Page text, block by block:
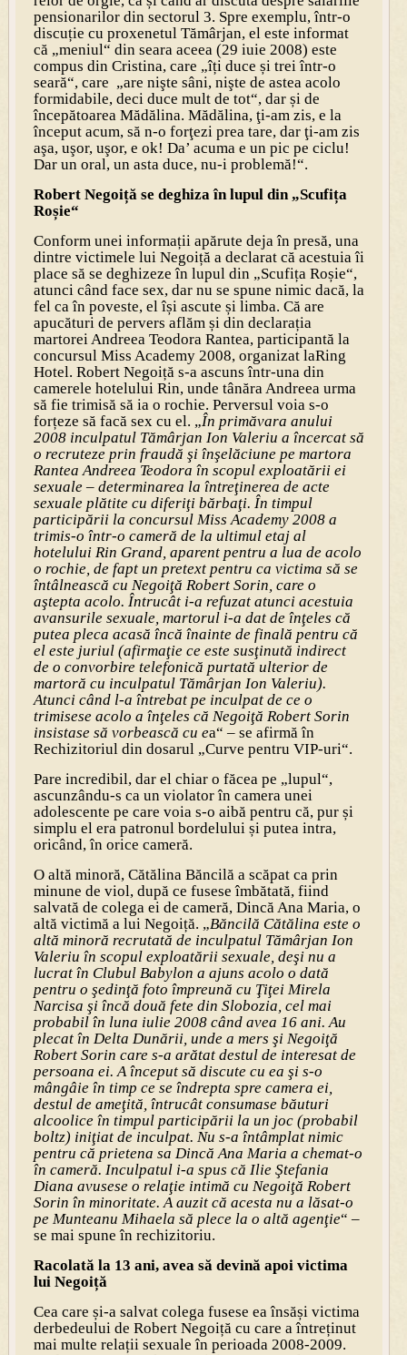
pensionarilor din sectorul 3. Spre exemplu, într-o
discuție cu proxenetul Tămârjan, el este informat
că „meniul“ din seara aceea (29 iuie 2008) este
compus din Cristina, care „îți duce și trei într-o
seară“, care „are nişte sâni, nişte de astea acolo
formidabile, deci duce mult de tot“, dar și de
începătoarea Mădălina. Mădălina, ţi-am zis, e la
început acum, să n-o forţezi prea tare, dar ţi-am zis
aşa, uşor, uşor, e ok! Da’ acuma e un pic pe ciclu!
Dar un oral, un asta duce, nu-i problemă!“.
Robert Negoiță se deghiza în lupul din „Scufița
Roșie“
Conform unei informații apărute deja în presă, una
dintre victimele lui Negoiță a declarat că acestuia îi
place să se deghizeze în lupul din „Scufița Roșie“,
atunci când face sex, dar nu se spune nimic dacă, la
fel ca în poveste, el își ascute și limba. Că are
apucături de pervers aflăm și din declarația
martorei Andreea Teodora Rantea, participantă la
concursul Miss Academy 2008, organizat laRing
Hotel. Robert Negoiță s-a ascuns într-una din
camerele hotelului Rin, unde tânăra Andreea urma
să fie trimisă să ia o rochie. Perversul voia s-o
forțeze să facă sex cu el. „În primăvara anului
2008 inculpatul Tămârjan Ion Valeriu a încercat să
o recruteze prin fraudă şi înşelăciune pe martora
Rantea Andreea Teodora în scopul exploatării ei
sexuale – determinarea la întreţinerea de acte
sexuale plătite cu diferiţi bărbaţi. În timpul
participării la concursul Miss Academy 2008 a
trimis-o într-o cameră de la ultimul etaj al
hotelului Rin Grand, aparent pentru a lua de acolo
o rochie, de fapt un pretext pentru ca victima să se
întâlnească cu Negoiţă Robert Sorin, care o
aştepta acolo. Întrucât i-a refuzat atunci acestuia
avansurile sexuale, martorul i-a dat de înţeles că
putea pleca acasă încă înainte de finală pentru că
el este juriul (afirmaţie ce este susţinută indirect
de o convorbire telefonică purtată ulterior de
martoră cu inculpatul Tămârjan Ion Valeriu).
Atunci când l-a întrebat pe inculpat de ce o
trimisese acolo a înţeles că Negoiţă Robert Sorin
insistase să vorbească cu ea“ – se afirmă în
Rechizitoriul din dosarul „Curve pentru VIP-uri“.
Pare incredibil, dar el chiar o făcea pe „lupul“,
ascunzându-s ca un violator în camera unei
adolescente pe care voia s-o aibă pentru că, pur și
simplu el era patronul bordelului și putea intra,
oricând, în orice cameră.
O altă minoră, Cătălina Băncilă a scăpat ca prin
minune de viol, după ce fusese îmbătată, fiind
salvată de colega ei de cameră, Dincă Ana Maria, o
altă victimă a lui Negoiță. „Băncilă Cătălina este o
altă minoră recrutată de inculpatul Tămârjan Ion
Valeriu în scopul exploatării sexuale, deşi nu a
lucrat în Clubul Babylon a ajuns acolo o dată
pentru o şedinţă foto împreună cu Ţiţei Mirela
Narcisa şi încă două fete din Slobozia, cel mai
probabil în luna iulie 2008 când avea 16 ani. Au
plecat în Delta Dunării, unde a mers şi Negoiţă
Robert Sorin care s-a arătat destul de interesat de
persoana ei. A început să discute cu ea şi s-o
mângâie în timp ce se îndrepta spre camera ei,
destul de ameţită, întrucât consumase băuturi
alcoolice în timpul participării la un joc (probabil
boltz) iniţiat de inculpat. Nu s-a întâmplat nimic
pentru că prietena sa Dincă Ana Maria a chemat-o
în cameră. Inculpatul i-a spus că Ilie Ştefania
Diana avusese o relaţie intimă cu Negoiţă Robert
Sorin în minoritate. A auzit că acesta nu a lăsat-o
pe Munteanu Mihaela să plece la o altă agenţie“ –
se mai spune în rechizitoriu.
Racolată la 13 ani, avea să devină apoi victima
lui Negoiță
Cea care și-a salvat colega fusese ea însăși victima
derbedeului de Robert Negoiță cu care a întreținut
mai multe relații sexuale în perioada 2008-2009.